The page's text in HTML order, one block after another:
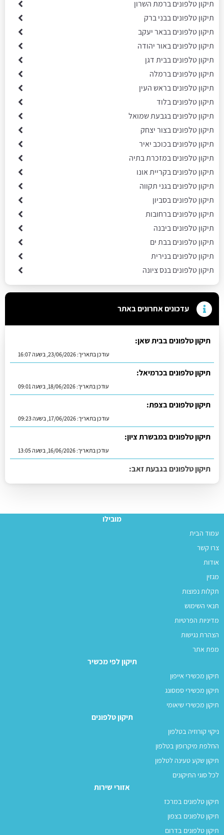
תיקון טלפונים ברמת השרון
תיקון טלפונים בבני ברק
תיקון טלפונים בבאר יעקב
תיקון טלפונים באור יהודה
תיקון טלפונים בבית דגן
תיקון טלפונים ברמלה
תיקון טלפונים בראש העין
תיקון טלפונים בלוד
תיקון טלפונים בגבעת שמואל
תיקון טלפונים בצור יצחק
תיקון טלפונים בכוכב יאיר
תיקון טלפונים במזכרת בתיה
תיקון טלפונים בקריית אונו
תיקון טלפונים בגני תקווה
תיקון טלפונים בסביון
תיקון טלפונים ברחובות
תיקון טלפונים ביבנה
תיקון טלפונים בבת ים
תיקון טלפונים בנירית
תיקון טלפונים בנס ציונה
עדכונים אחרונים באתר
תיקון טלפונים בבית שאן:
עודכן בתאריך: 23/06/2026, בשעה 16:07
תיקון טלפונים בכרמיאל:
עודכן בתאריך: 18/06/2026, בשעה 09:01
תיקון טלפונים בצפת:
עודכן בתאריך: 17/06/2026, בשעה 09:23
תיקון טלפונים במבשרת ציון:
עודכן בתאריך: 16/06/2026, בשעה 13:05
תיקון טלפונים בגבעת זאב:
עודכן בתאריך:01/07/2026, בשעה 11:23
מובילו
עמוד הבית
צרו קשר
אודות
מגזין
תקלות נפוצות
תנאי השימוש
מדיניות הפרטיות
הצהרת נגישות
מפת אתר
תיקון לפי מכשיר
תיקון מכשירי אייפון
תיקון מכשירי סמסונג
תיקון מכשירי שיאומי
תיקון טלפונים
ניקוי קורוזיה בטלפון
החלפת מיקרופון בטלפון
תיקון שקע טעינה לטלפון
לכל סוגי התיקונים
אזורי שירות
תיקון טלפונים במרכז
תיקון טלפונים בצפון
תיקון טלפונים בדרום